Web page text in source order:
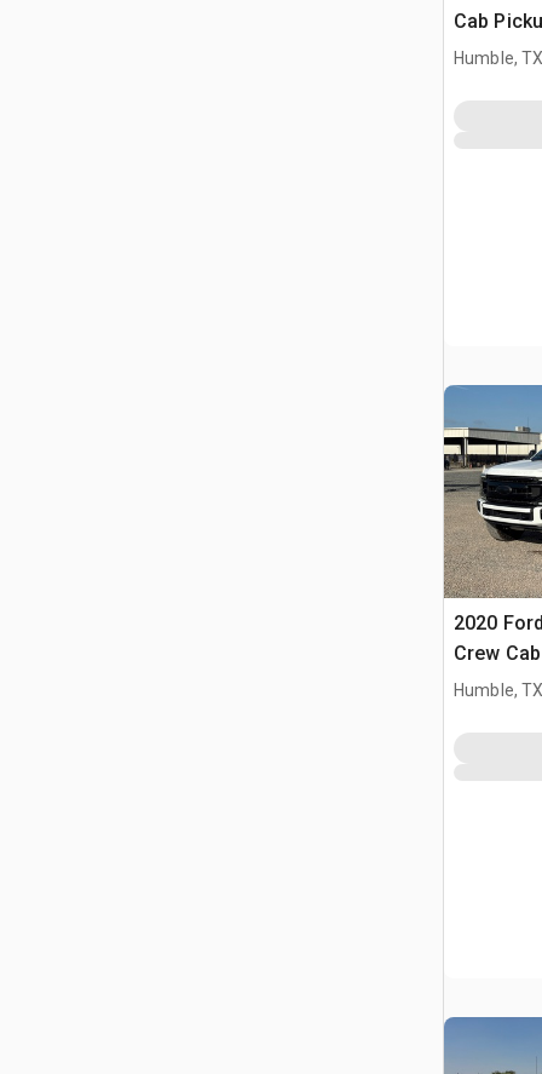
Cab
Humble,
2020
Crew
Humble,